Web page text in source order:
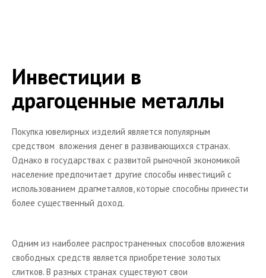
Фондовый рынок
Кто такой брокер
Понятие финансов
Форекс
Рекомендуемые статьи
Библиотека инвестора
Инвестиции в
драгоценные металлы
Покупка ювелирных изделий является популярным
средством вложения денег в развивающихся странах.
Однако в государствах с развитой рыночной экономикой
население предпочитает другие способы инвестиций с
использованием драгметаллов, которые способны принести
более существенный доход.
Одним из наиболее распространенных способов вложения
свободных средств является приобретение золотых
слитков. В разных странах существуют свои